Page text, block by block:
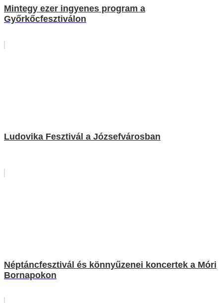
Mintegy ezer ingyenes program a
Győrkőcfesztiválon
Ludovika Fesztivál a Józsefvárosban
Néptáncfesztivál és könnyűzenei koncertek a Móri
Bornapokon